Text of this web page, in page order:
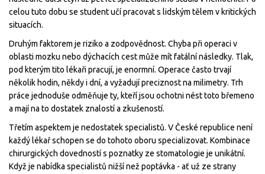
celou tuto dobu se student učí pracovat s lidským tělem v kritických
situacích.
Druhým faktorem je riziko a zodpovědnost. Chyba při operaci v
oblasti mozku nebo dýchacích cest může mít fatální následky. Tlak,
pod kterým tito lékaři pracují, je enormní. Operace často trvají
několik hodin, někdy i dní, a vyžadují preciznost na milimetry. Trh
práce jednoduše odměňuje ty, kteří jsou ochotni nést toto břemeno
a mají na to dostatek znalostí a zkušeností.
Třetím aspektem je nedostatek specialistů. V České republice není
každý lékař schopen se do tohoto oboru specializovat. Kombinace
chirurgických dovedností s poznatky ze stomatologie je unikátní.
Když je nabídka specialistů nižší než poptávka - ať už ze strany